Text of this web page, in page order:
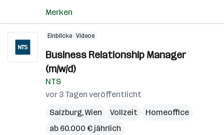
Merken
Einblicke Videos
Business Relationship Manager
(m/w/d)
NTS
vor 3 Tagen veröffentlicht
Salzburg,Wien Vollzeit
Homeoffice
ab 60.000 € jährlich